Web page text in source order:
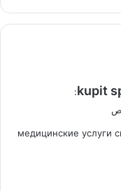
kupit
:
медицинские услуги